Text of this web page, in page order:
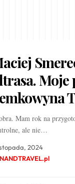
Moje
Mam rok na
ale nie…
2024